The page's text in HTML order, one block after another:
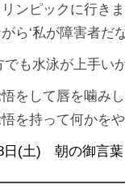
ンピックに行き
ら‘私が障害者だ
でも水泳が上手い
をして唇を噛み
を持って何かを
日(土) 朝の御言葉